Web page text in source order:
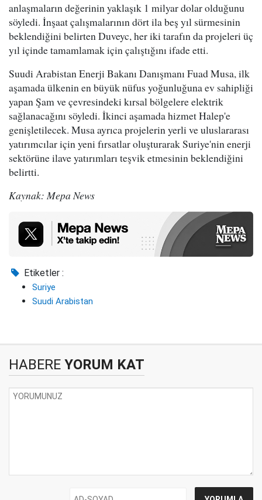
anlaşmaların değerinin yaklaşık 1 milyar dolar olduğunu
söyledi. İnşaat çalışmalarının dört ila beş yıl sürmesinin
beklendiğini belirten Duveyc, her iki tarafın da projeleri üç
yıl içinde tamamlamak için çalıştığını ifade etti.
Suudi Arabistan Enerji Bakanı Danışmanı Fuad Musa, ilk
aşamada ülkenin en büyük nüfus yoğunluğuna ev sahipliği
yapan Şam ve çevresindeki kırsal bölgelere elektrik
sağlanacağını söyledi. İkinci aşamada hizmet Halep'e
genişletilecek. Musa ayrıca projelerin yerli ve uluslararası
yatırımcılar için yeni fırsatlar oluşturarak Suriye'nin enerji
sektörüne ilave yatırımları teşvik etmesinin beklendiğini
belirtti.
Kaynak: Mepa News
Etiketler :
Suriye
Suudi Arabistan
HABERE YORUM KAT